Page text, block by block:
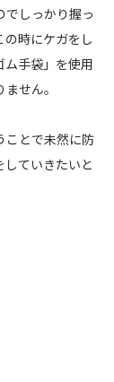
でしっかり握っ
の時にケガをし
ム手袋」を使用
せん。
ことで未然に防
していきたいと